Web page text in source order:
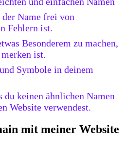
der Name frei von
Fehlern ist.
Besonderem zu machen,
ist.
Symbole in deinem
du keinen ähnlichen Namen
Website verwendest.
mit meiner Website